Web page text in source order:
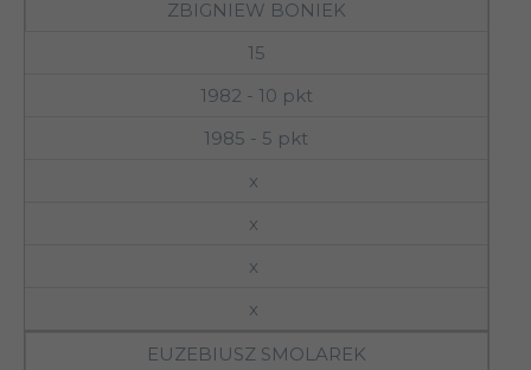
ZBIGNIEW BONIEK
15
1982 - 10 pkt
1985 - 5 pkt
x
x
x
x
EUZEBIUSZ SMOLAREK